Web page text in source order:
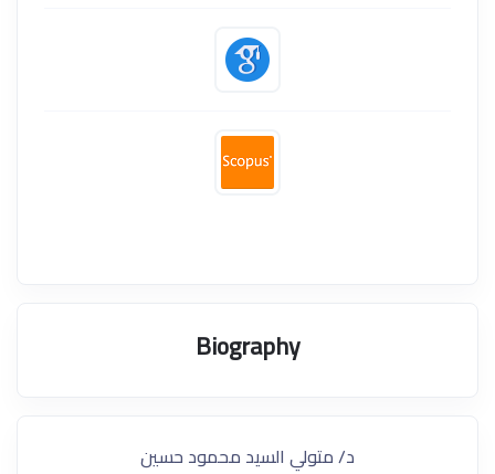
Biography
د/ متولي السيد محمود حسين